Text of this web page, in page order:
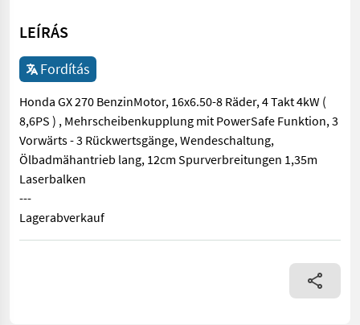
LEÍRÁS
Fordítás
Honda GX 270 BenzinMotor, 16x6.50-8 Räder, 4 Takt 4kW (
8,6PS ) , Mehrscheibenkupplung mit PowerSafe Funktion, 3
Vorwärts - 3 Rückwertsgänge, Wendeschaltung,
Ölbadmähantrieb lang, 12cm Spurverbreitungen 1,35m
Laserbalken
---
Lagerabverkauf
Honda GX 270 BenzinMotor, 16x6.50-8 Räder, 4 Takt 4kW (